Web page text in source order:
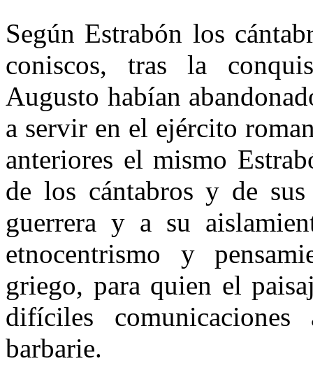
Según Estrabón los
coniscos, tras la
Augusto habían
a servir en el ejército
anteriores el mismo
de los cántabros y de
guerrera y a su
etnocentrismo y
griego, para quien el
difíciles
barbarie.